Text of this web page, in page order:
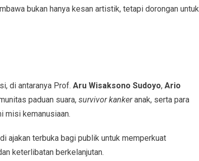
bukan hanya kesan artistik, tetapi dorongan untuk
di antaranya Prof. Aru Wisaksono Sudoyo, Ario
paduan suara, survivor kankeranak, serta para
misi kemanusiaan.
ajakan terbuka bagi publik untuk memperkuat
keterlibatan berkelanjutan.